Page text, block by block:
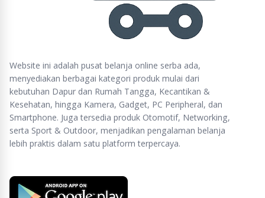
Website ini adalah pusat belanja online serba ada,
menyediakan berbagai kategori produk mulai dari
kebutuhan Dapur dan Rumah Tangga, Kecantikan &
Kesehatan, hingga Kamera, Gadget, PC Peripheral, dan
Smartphone. Juga tersedia produk Otomotif, Networking,
serta Sport & Outdoor, menjadikan pengalaman belanja
lebih praktis dalam satu platform terpercaya.